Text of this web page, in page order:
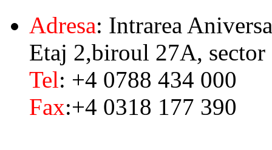
Adresa: Intrarea
Etaj 2,biroul 27A, sector
Tel: +4 0788 434 000
Fax:+4 0318 177 390